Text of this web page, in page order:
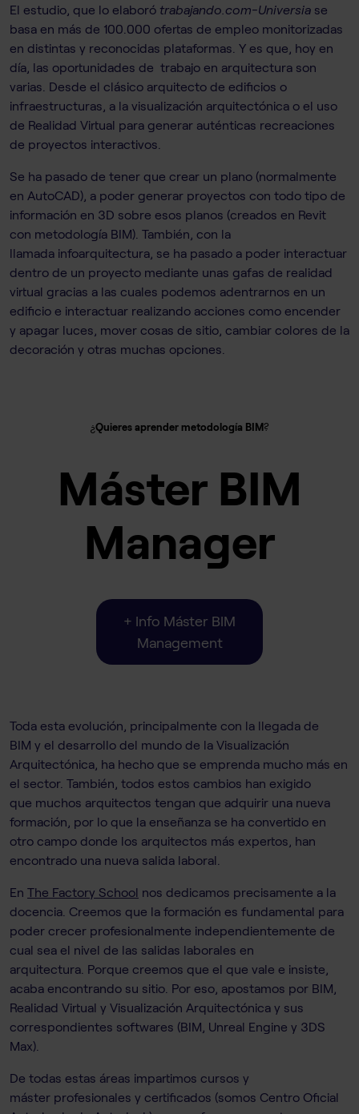
El estudio, que lo elaboró trabajando.com-Universia se
basa en más de 100.000 ofertas de empleo monitorizadas
en distintas y reconocidas plataformas. Y es que, hoy en
día, las oportunidades de trabajo en arquitectura son
varias. Desde el clásico arquitecto de edificios o
infraestructuras, a la visualización arquitectónica o el uso
de Realidad Virtual para generar auténticas recreaciones
de proyectos interactivos.
Se ha pasado de tener que crear un plano (normalmente
en AutoCAD), a poder generar proyectos con todo tipo de
información en 3D sobre esos planos (creados en Revit
con metodología BIM). También, con la
llamada infoarquitectura, se ha pasado a poder interactuar
dentro de un proyecto mediante unas gafas de realidad
virtual gracias a las cuales podemos adentrarnos en un
edificio e interactuar realizando acciones como encender
y apagar luces, mover cosas de sitio, cambiar colores de la
decoración y otras muchas opciones.
¿Quieres aprender metodología BIM?
Máster BIM
Manager
+ Info Máster BIM
Management
Toda esta evolución, principalmente con la llegada de
BIM y el desarrollo del mundo de la Visualización
Arquitectónica, ha hecho que se emprenda mucho más en
el sector. También, todos estos cambios han exigido
que muchos arquitectos tengan que adquirir una nueva
formación, por lo que la enseñanza se ha convertido en
otro campo donde los arquitectos más expertos, han
encontrado una nueva salida laboral.
En The Factory School nos dedicamos precisamente a la
docencia. Creemos que la formación es fundamental para
poder crecer profesionalmente independientemente de
cual sea el nivel de las salidas laborales en
arquitectura. Porque creemos que el que vale e insiste,
acaba encontrando su sitio. Por eso, apostamos por BIM,
Realidad Virtual y Visualización Arquitectónica y sus
correspondientes softwares (BIM, Unreal Engine y 3DS
Max).
De todas estas áreas impartimos cursos y
máster profesionales y certificados (somos Centro Oficial